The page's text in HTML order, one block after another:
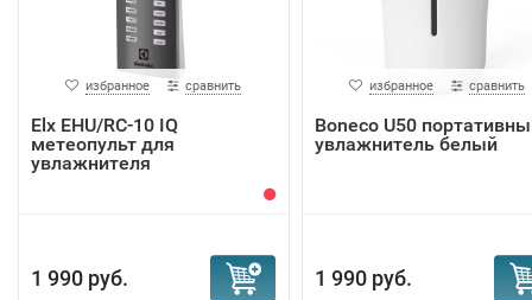
избранное сравнить
Elx EHU/RC-10 IQ
метеопульт для
увлажнителя
1 990 руб.
избранное сравнить
Boneco U50
увлажнитель белый
1 990 руб.